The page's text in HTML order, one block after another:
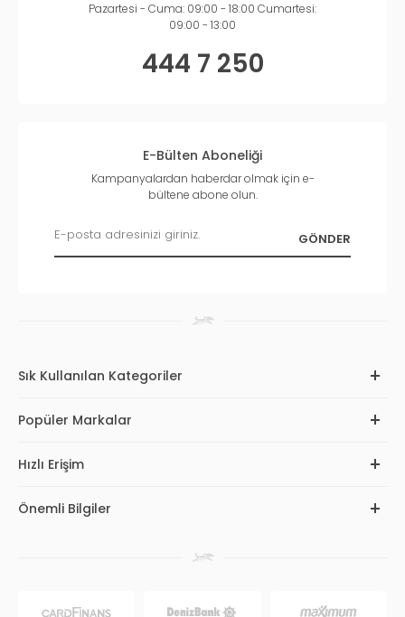
Pazartesi - Cuma: 09:00 - 18:00 Cumartesi:
09:00 - 13:00
444 7 250
E-Bülten Aboneliği
Kampanyalardan haberdar olmak için e-
bültene abone olun.
Sık Kullanılan Kategoriler
Popüler Markalar
Hızlı Erişim
Önemli Bilgiler